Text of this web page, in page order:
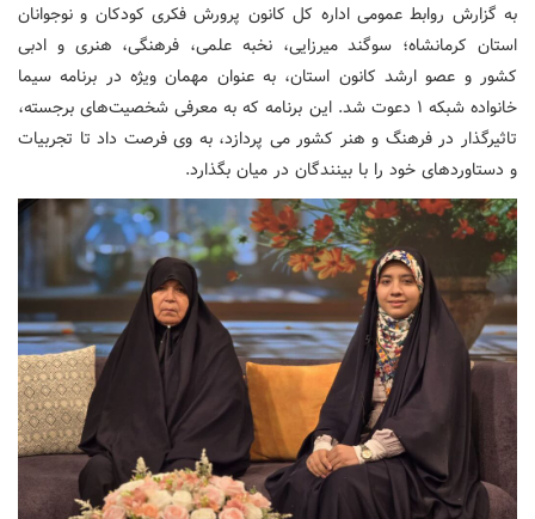
به گزارش روابط عمومی اداره کل کانون پرورش فکری کودکان و نوجوانان
استان کرمانشاه؛ سوگند میرزایی، نخبه علمی، فرهنگی، هنری و ادبی
کشور و عصو ارشد کانون استان، به عنوان مهمان ویژه در برنامه سیما
خانواده شبکه ۱ دعوت شد. این برنامه که به معرفی شخصیت‌های برجسته،
تاثیرگذار در فرهنگ و هنر کشور می پردازد، به وی فرصت داد تا تجربیات
و دستاوردهای خود را با بینندگان در میان بگذارد.